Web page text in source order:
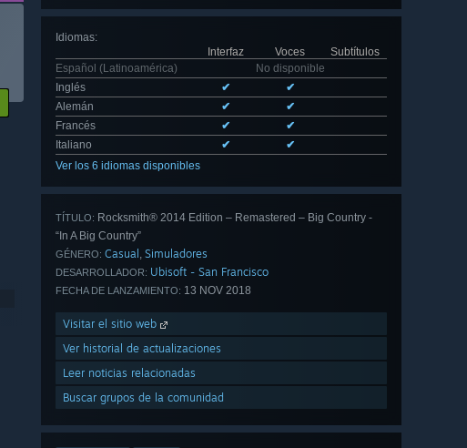
Idiomas:
Interfaz
Voces
Subtítulos
Español (Latinoamérica)
No disponible
Inglés
✔
✔
Alemán
✔
✔
Francés
✔
✔
Italiano
✔
✔
Ver los 6 idiomas disponibles
TÍTULO: Rocksmith® 2014 Edition – Remastered – Big Country -
“In A Big Country”
GÉNERO: Casual , Simuladores
DESARROLLADOR: Ubisoft - San Francisco
FECHA DE LANZAMIENTO: 13 NOV 2018
Visitar el sitio web
Ver historial de actualizaciones
Leer noticias relacionadas
Buscar grupos de la comunidad